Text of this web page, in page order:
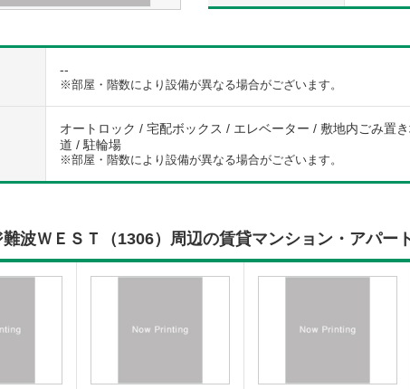
--
※部屋・階数により設備が異なる場合がございます。
オートロック / 宅配ボックス / エレベーター / 敷地内ごみ置
道 / 駐輪場
※部屋・階数により設備が異なる場合がございます。
波ＷＥＳＴ（1306）周辺の賃貸マンション・アパー